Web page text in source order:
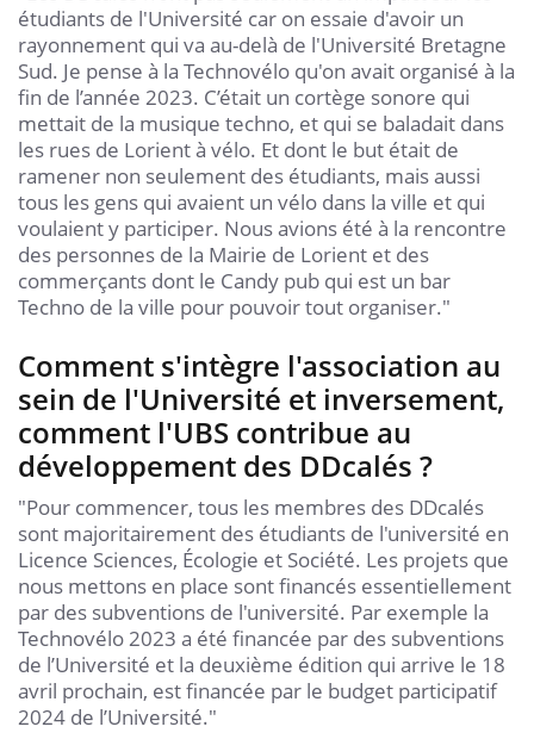
étudiants de l'Université car on essaie d'avoir un
rayonnement qui va au-delà de l'Université Bretagne
Sud. Je pense à la Technovélo qu'on avait organisé à la
fin de l’année 2023. C’était un cortège sonore qui
mettait de la musique techno, et qui se baladait dans
les rues de Lorient à vélo. Et dont le but était de
ramener non seulement des étudiants, mais aussi
tous les gens qui avaient un vélo dans la ville et qui
voulaient y participer. Nous avions été à la rencontre
des personnes de la Mairie de Lorient et des
commerçants dont le Candy pub qui est un bar
Techno de la ville pour pouvoir tout organiser."
Comment s'intègre l'association au
sein de l'Université et inversement,
comment l'UBS contribue au
développement des DDcalés ?
"Pour commencer, tous les membres des DDcalés
sont majoritairement des étudiants de l'université en
Licence Sciences, Écologie et Société. Les projets que
nous mettons en place sont financés essentiellement
par des subventions de l'université. Par exemple la
Technovélo 2023 a été financée par des subventions
de l’Université et la deuxième édition qui arrive le 18
avril prochain, est financée par le budget participatif
2024 de l’Université."